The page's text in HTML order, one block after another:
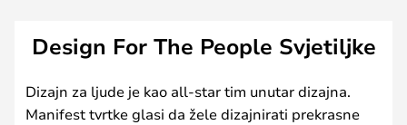
Design For The People Svjetiljke
Dizajn za ljude je kao all-star tim unutar dizajna.
Manifest tvrtke glasi da žele dizajnirati prekrasne